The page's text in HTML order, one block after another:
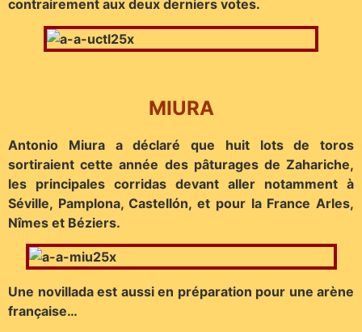
contrairement aux deux derniers votes.
MIURA
Antonio Miura a déclaré que huit lots de toros
sortiraient cette année des pâturages de Zahariche,
les principales corridas devant aller notamment à
Séville, Pamplona, Castellón, et pour la France Arles,
Nîmes et Béziers.
Une novillada est aussi en préparation pour une arène
française…